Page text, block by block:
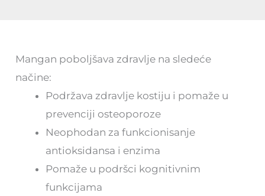
Mangan poboljšava zdravlje na sledeće
načine:
Podržava zdravlje kostiju i pomaže u
prevenciji osteoporoze
Neophodan za funkcionisanje
antioksidansa i enzima
Pomaže u podršci kognitivnim
funkcijama